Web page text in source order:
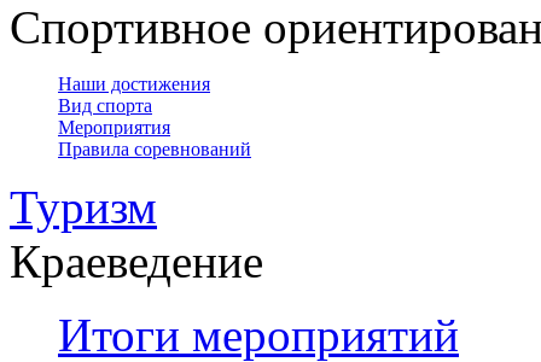
Спортивное
Наши достижения
Вид спорта
Мероприятия
Правила соревнований
Туризм
Краеведение
Итоги мероприятий